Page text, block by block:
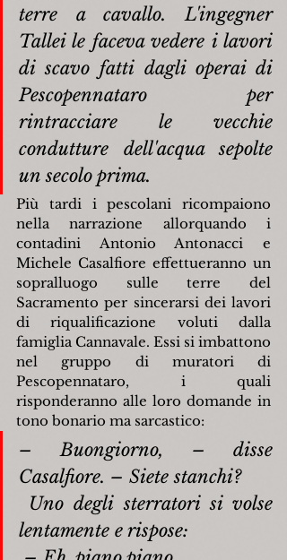
terre a cavallo. L'ingegner
Tallei le faceva vedere i lavori
di scavo fatti dagli operai di
Pescopennataro per
rintracciare le vecchie
condutture dell'acqua sepolte
un secolo prima.
Più tardi i pescolani ricompaiono
nella narrazione allorquando i
contadini Antonio Antonacci e
Michele Casalfiore effettueranno un
sopralluogo sulle terre del
Sacramento per sincerarsi dei lavori
di riqualificazione voluti dalla
famiglia Cannavale. Essi si imbattono
nel gruppo di muratori di
Pescopennataro, i quali
risponderanno alle loro domande in
tono bonario ma sarcastico:
– Buongiorno, – disse
Casalfiore. – Siete stanchi?
Uno degli sterratori si volse
lentamente e rispose: